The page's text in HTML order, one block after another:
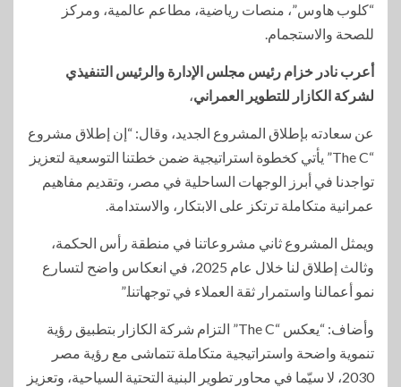
“كلوب هاوس”، منصات رياضية، مطاعم عالمية، ومركز
للصحة والاستجمام.
أعرب نادر خزام رئيس مجلس الإدارة والرئيس التنفيذي
لشركة الكازار للتطوير العمراني،
عن سعادته بإطلاق المشروع الجديد، وقال: “إن إطلاق مشروع
“The C” يأتي كخطوة استراتيجية ضمن خطتنا التوسعية لتعزيز
تواجدنا في أبرز الوجهات الساحلية في مصر، وتقديم مفاهيم
عمرانية متكاملة ترتكز على الابتكار، والاستدامة.
ويمثل المشروع ثاني مشروعاتنا في منطقة رأس الحكمة،
وثالث إطلاق لنا خلال عام 2025، في انعكاس واضح لتسارع
نمو أعمالنا واستمرار ثقة العملاء في توجهاتنا.”
وأضاف: “يعكس “The C” التزام شركة الكازار بتطبيق رؤية
تنموية واضحة واستراتيجية متكاملة تتماشى مع رؤية مصر
2030، لا سيّما في محاور تطوير البنية التحتية السياحية، وتعزيز